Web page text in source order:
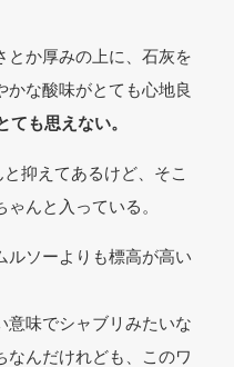
とか厚みの上に、石灰を
かな酸味がとても心地良
も思えない。
抑えてあるけど、そこ
んと入っている。
ルソーよりも標高が高い
意味でシャブリみたいな
なんだけれども、このワ